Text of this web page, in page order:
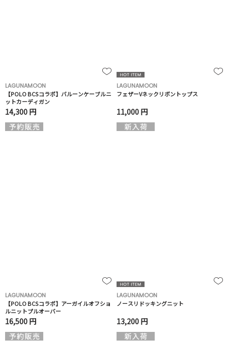
LAGUNAMOON
【POLO BCSコラボ】バルーンケーブルニ
ットカーディガン
14,300 円
LAGUNAMOON
フェザーVネックリボントップス
11,000 円
LAGUNAMOON
【POLO BCSコラボ】アーガイルオフショ
ルニットプルオーバー
16,500 円
LAGUNAMOON
ノースリドッキングニット
13,200 円